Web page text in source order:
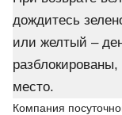
дождитесь
или желтый –
разблокированы,
место.
Компания